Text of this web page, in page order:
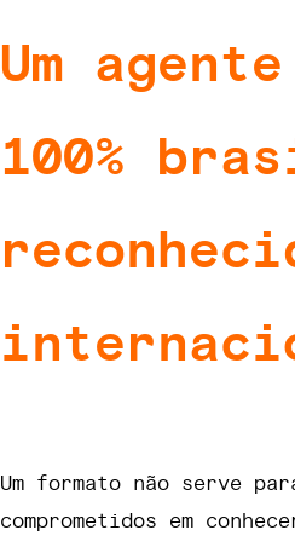
Um
100%
Um formato não serve
comprometidos em